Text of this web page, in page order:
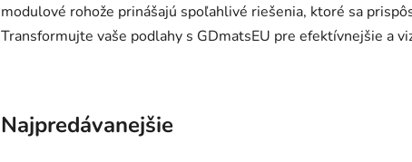
modulové rohože prinášajú spoľahlivé riešenia, ktoré sa
Transformujte vaše podlahy s GDmatsEU pre efektívnejšie a
Najpredávanejšie